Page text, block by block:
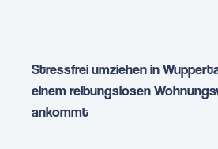
Stressfrei umziehen in
einem reibungslosen
ankommt